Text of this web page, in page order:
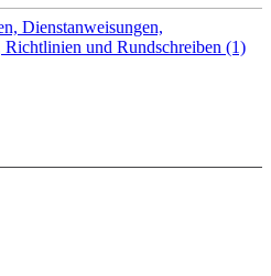
Dienstanweisungen,
Richtlinien und Rundschreiben (1)